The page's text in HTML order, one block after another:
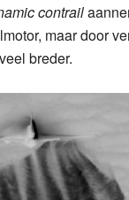
contrail
maar door
breder.